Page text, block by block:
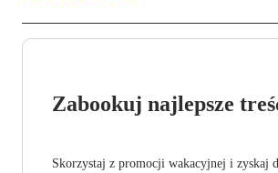
Zabookuj najlepsze
Skorzystaj z promocji wakacyjnej i zyskaj